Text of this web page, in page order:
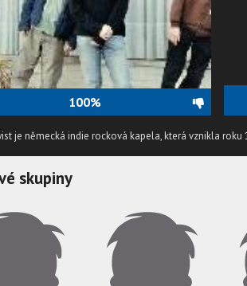
100%
je německá indie rocková kapela, která vznikla roku
skupiny